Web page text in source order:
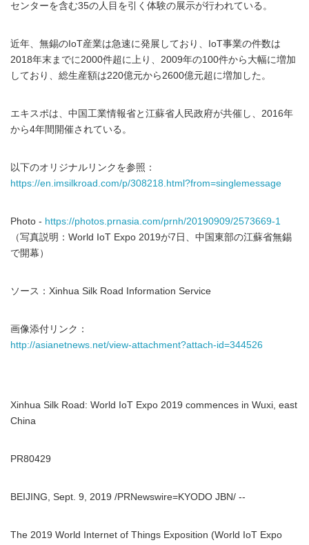
センターを含む35の人目を引く体験の展示が行われている。
近年、無錫のIoT産業は急速に発展しており、IoT事業の件数は
2018年末までに2000件超に上り、2009年の100件から大幅に増加
しており、総生産額は220億元から2600億元超に増加した。
エキスポは、中国工業情報省と江蘇省人民政府が共催し、2016年
から4年間開催されている。
以下のオリジナルリンクを参照：
https://en.imsilkroad.com/p/308218.html?from=singlemessage
Photo - https://photos.prnasia.com/prnh/20190909/2573669-1
（写真説明：World IoT Expo 2019が7日、中国東部の江蘇省無錫
で開幕）
ソース：Xinhua Silk Road Information Service
画像添付リンク：
http://asianetnews.net/view-attachment?attach-id=344526
Xinhua Silk Road: World IoT Expo 2019 commences in Wuxi, east
China
PR80429
BEIJING, Sept. 9, 2019 /PRNewswire=KYODO JBN/ --
The 2019 World Internet of Things Exposition (World IoT Expo